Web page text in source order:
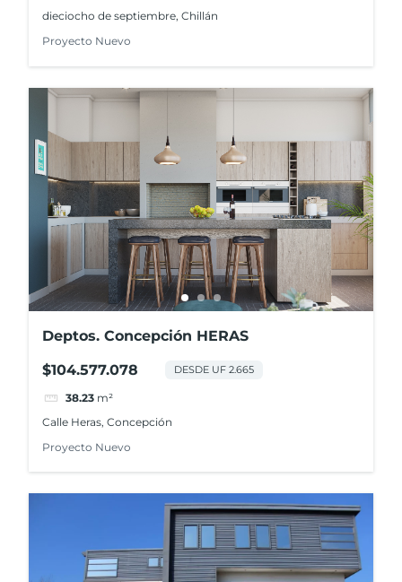
dieciocho de septiembre, Chillán
Proyecto Nuevo
Deptos. Concepción HERAS
$104.577.078 DESDE UF 2.665
38.23 m²
Calle Heras, Concepción
Proyecto Nuevo